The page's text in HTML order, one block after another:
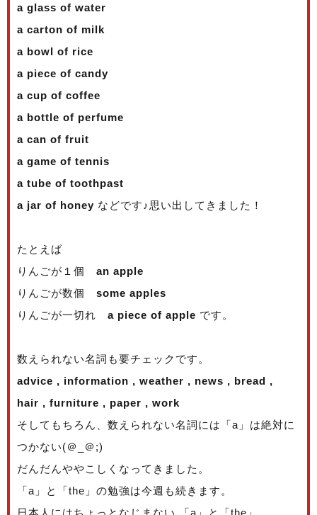
a glass of water
a carton of milk
a bowl of rice
a piece of candy
a cup of coffee
a bottle of perfume
a can of fruit
a game of tennis
a tube of toothpast
a jar of honey などです♪思い出してきました！
たとえば
りんごが１個 an apple
りんごが数個 some apples
りんごが一切れ a piece of apple です。
数えられない名詞も要チェックです。
advice , information , weather , news , bread ,
hair , furniture , paper , work
そしてもちろん、数えられない名詞には「a」は絶対に
つかない(＠_＠;)
だんだんややこしくなってきました。
「a」と「the」の勉強は今週も続きます。